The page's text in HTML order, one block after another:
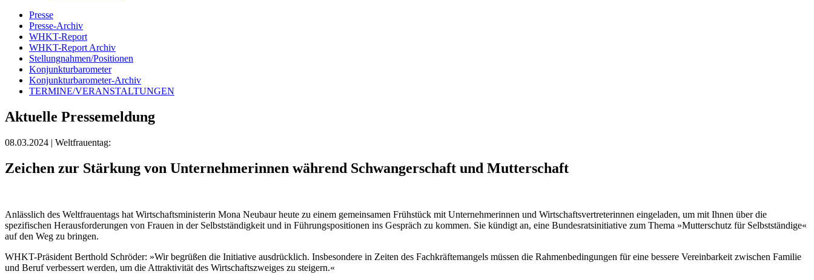
Presse
Presse-Archiv
WHKT-Report
WHKT-Report Archiv
Stellungnahmen/Positionen
Konjunkturbarometer
Konjunkturbarometer-Archiv
TERMINE/VERANSTALTUNGEN
Aktuelle Pressemeldung
08.03.2024 | Weltfrauentag:
Zeichen zur Stärkung von Unternehmerinnen während Schwangerschaft und Mutterschaft
Anlässlich des Weltfrauentags hat Wirtschaftsministerin Mona Neubaur heute zu einem gemeinsamen Frühstück mit Unternehmerinnen und Wirtschaftsvertreterinnen eingeladen, um mit Ihnen über die
spezifischen Herausforderungen von Frauen in der Selbstständigkeit und in Führungspositionen ins Gespräch zu kommen. Sie kündigt an, eine Bundesratsinitiative zum Thema »Mutterschutz für Selbstständige«
auf den Weg zu bringen.
WHKT-Präsident Berthold Schröder: »Wir begrüßen die Initiative ausdrücklich. Insbesondere in Zeiten des Fachkräftemangels müssen die Rahmenbedingungen für eine bessere Vereinbarkeit zwischen Familie
und Beruf verbessert werden, um die Attraktivität des Wirtschaftszweiges zu steigern.«